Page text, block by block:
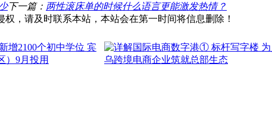
下一篇： 两性滚床单的时候什么语言更能激发热情？
，请及时联系本站，本站会在第一时间将信息删除！